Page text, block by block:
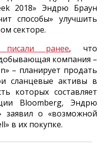
2018» Эндрю Браун
способы» улучшить
секторе.
писали ранее, что
компания –
– планирует продать
сланцевые активы в
которых составляет
Bloomberg, Эндрю
заявил о «возможной
в их покупке.